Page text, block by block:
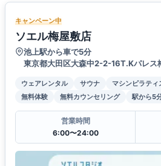
キャンペーン中
ソエル梅屋敷店
池上駅から車で5分
東京都大田区大森中2-2-16T.Kパレス
ウェアレンタル サウナ マシンピラティ
無料体験
無料カウンセリング 駅から5
営業時間
6:00〜24:00